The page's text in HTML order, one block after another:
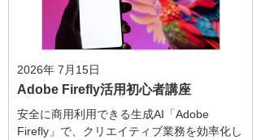
2026年 7月15日
Adobe Firefly活用初心者講座
安全に商用利用できる生成AI「Adobe
Firefly」で、クリエイティブ業務を効率化し